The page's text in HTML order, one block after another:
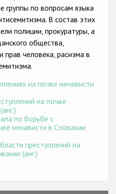
группы по вопросам языка
В состав этих
полиции, прокуратуры, а
общества,
человека, расизма в
на почве ненависти
на почве
по борьбе с
ненависти в Словакии
преступлений на
(анг.)